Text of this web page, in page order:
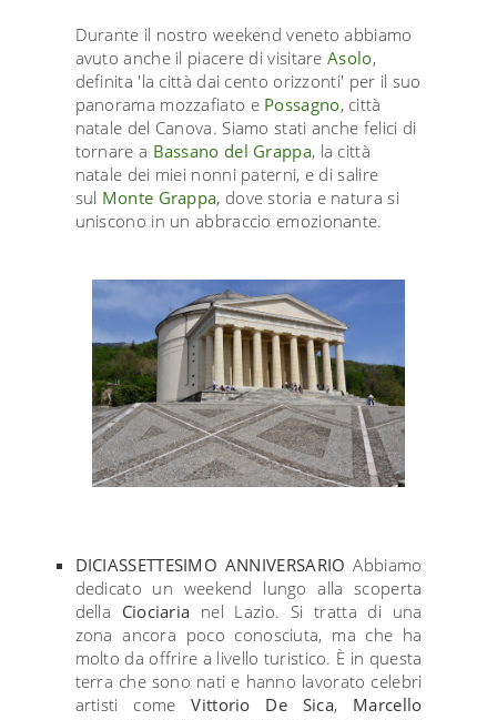
Durante il nostro weekend veneto abbiamo
avuto anche il piacere di visitareAsolo,
definita 'la città dai cento orizzonti' per il suo
panorama mozzafiato e Possagno, città
natale del Canova. Siamo stati anche felici di
tornare a Bassano del Grappa, la città
natale dei miei nonni paterni, e di salire
sul Monte Grappa, dove storia e natura si
uniscono in un abbraccio emozionante.
DICIASSETTESIMO ANNIVERSARIO Abbiamo
dedicato un weekend lungo alla scoperta
della Ciociaria nel Lazio. Si tratta di una
zona ancora poco conosciuta, ma che ha
molto da offrire a livello turistico. È in questa
terra che sono nati e hanno lavorato celebri
artisti comeVittorio De Sica, Marcello